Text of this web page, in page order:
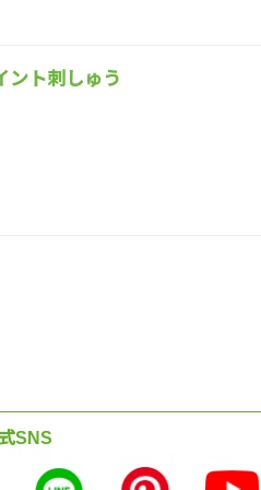
ント刺しゅう
SNS